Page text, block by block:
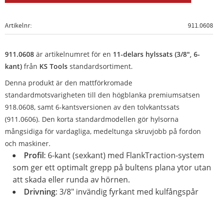
Artikelnr 911.0608
911.0608 är artikelnumret för en 11-delars hylssats (3/8", 6-
kant) från KS Tools standardsortiment.
Denna produkt är den mattförkromade
standardmotsvarigheten till den högblanka premiumsatsen
918.0608, samt 6-kantsversionen av den tolvkantssats
(911.0606). Den korta standardmodellen gör hylsorna
mångsidiga för vardagliga, medeltunga skruvjobb på fordon
och maskiner.
Profil: 6-kant (sexkant) med FlankTraction-system
som ger ett optimalt grepp på bultens plana ytor utan
att skada eller runda av hörnen.
Drivning: 3/8" invändig fyrkant med kulfångspår